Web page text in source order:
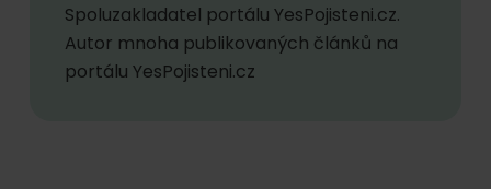
Spoluzakladatel portálu YesPojisteni.cz.
Autor mnoha publikovaných článků na
portálu YesPojisteni.cz